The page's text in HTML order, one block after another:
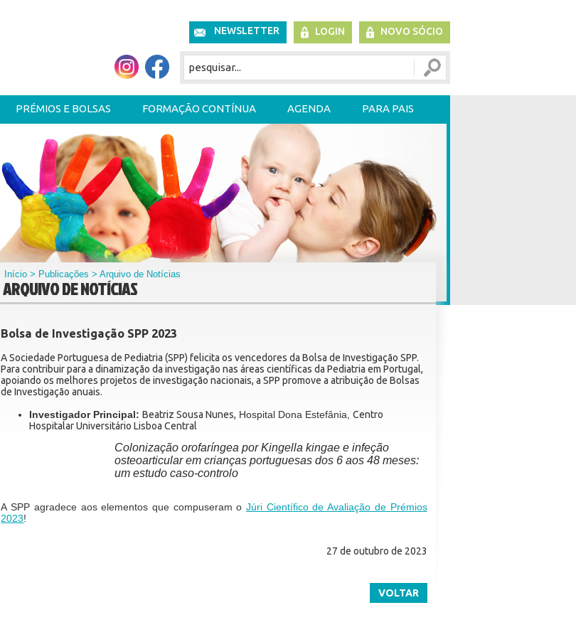
NEWSLETTER LOGIN NOVO SÓCIO
PRÉMIOS E BOLSAS FORMAÇÃO CONTÍNUA AGENDA PARA PAIS
Início > Publicações > Arquivo de Notícias
ARQUIVO DE NOTÍCIAS
Bolsa de Investigação SPP 2023
A Sociedade Portuguesa de Pediatria (SPP) felicita os vencedores da Bolsa de Investigação SPP.
Para contribuir para a dinamização da investigação nas áreas científicas da Pediatria em Portugal,
apoiando os melhores projetos de investigação nacionais, a SPP promove a atribuição de Bolsas
de Investigação anuais.
Investigador Principal:Beatriz Sousa Nunes, Hospital Dona Estefânia,Centro
Hospitalar Universitário Lisboa Central
Colonização orofaríngea por Kingella kingae e infeção
osteoarticular em crianças portuguesas dos 6 aos 48 meses:
um estudo caso-controlo
A SPP agradece aos elementos que compuseram oJúri Científico de Avaliação de Prémios
2023!
27 de outubro de 2023
VOLTAR